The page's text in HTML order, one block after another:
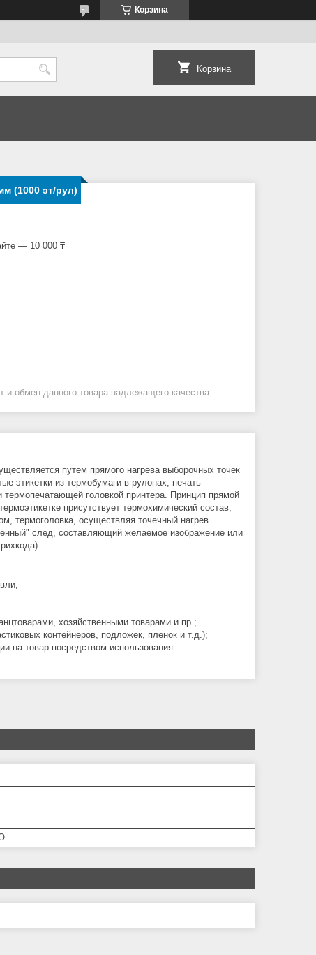
Корзина
Корзина
(1000 эт/рул)
— 10 000 ₸
и обмен данного товара надлежащего качества
путем прямого нагрева выборочных точек
этикетки из термобумаги в рулонах, печать
головкой принтера. Принцип прямой
присутствует термохимический состав,
термоголовка, осуществляя точечный нагрев
след, составляющий желаемое изображение или
хозяйственными товарами и пр.;
контейнеров, подложек, пленок и т.д.);
на товар посредством использования